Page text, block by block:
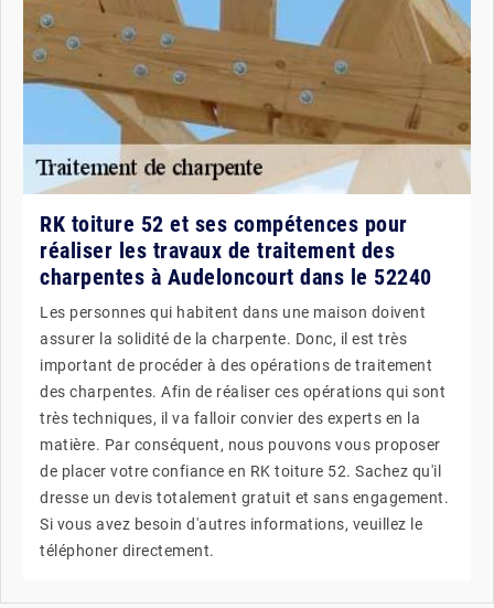
RK toiture 52 et ses compétences pour
réaliser les travaux de traitement des
charpentes à Audeloncourt dans le 52240
Les personnes qui habitent dans une maison doivent
assurer la solidité de la charpente. Donc, il est très
important de procéder à des opérations de traitement
des charpentes. Afin de réaliser ces opérations qui sont
très techniques, il va falloir convier des experts en la
matière. Par conséquent, nous pouvons vous proposer
de placer votre confiance en RK toiture 52. Sachez qu'il
dresse un devis totalement gratuit et sans engagement.
Si vous avez besoin d'autres informations, veuillez le
téléphoner directement.